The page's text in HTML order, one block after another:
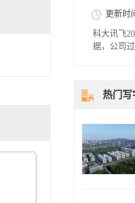
更新时
科大讯飞
据，公司
一年表现
了不少问
攀升，占
讯飞营收
其全球化
大讯飞而
净利润 年
营业收入
热门写